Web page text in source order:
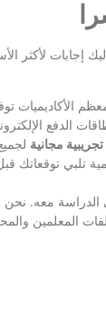
إجابات لأكثر
الأكاديميات
الدفع
مجانية
تلبي توقعاتك
الدراسة معه.
المعلمين